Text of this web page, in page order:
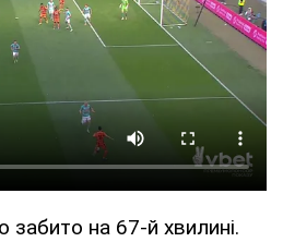
забито на 67-й хвилині.